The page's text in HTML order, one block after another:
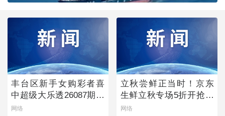
丰台区新手女购彩者喜
中超级大乐透26087期一
等奖
网络
立秋尝鲜正当时！京东
生鲜立秋专场5折开抢，
承包你的秋日餐桌
网络